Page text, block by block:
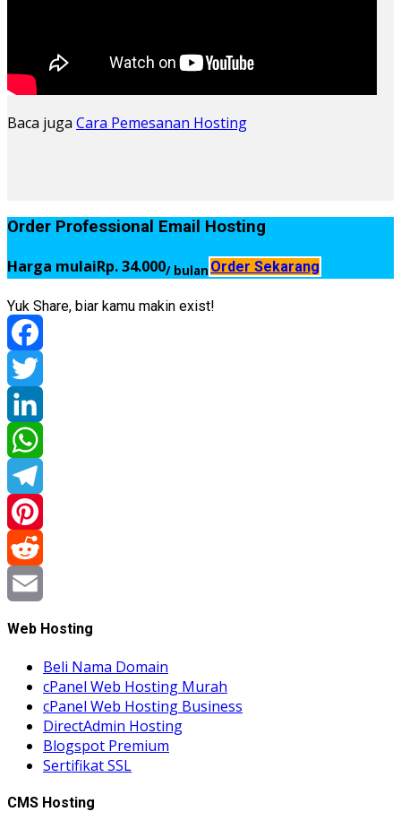
Baca juga Cara Pemesanan Hosting
Order Professional Email Hosting
Harga mulaiRp. 34.000/ bulan Order Sekarang
Yuk Share, biar kamu makin exist!
Facebook
Twitter
LinkedIn
WhatsApp
Telegram
Pinterest
Reddit
Email
Web Hosting
Beli Nama Domain
cPanel Web Hosting Murah
cPanel Web Hosting Business
DirectAdmin Hosting
Blogspot Premium
Sertifikat SSL
CMS Hosting